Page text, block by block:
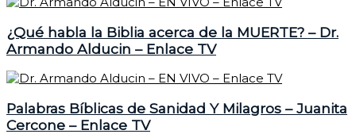
¿Qué habla la Biblia acerca de la MUERTE? – Dr.
Armando Alducin – Enlace TV
Palabras Bíblicas de Sanidad Y Milagros – Juanita
Cercone – Enlace TV